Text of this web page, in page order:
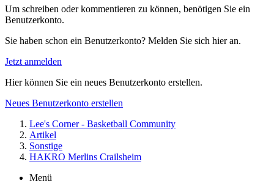
Um schreiben oder kommentieren zu können, benötigen Sie ein
Benutzerkonto.
Sie haben schon ein Benutzerkonto? Melden Sie sich hier an.
Jetzt anmelden
Hier können Sie ein neues Benutzerkonto erstellen.
Neues Benutzerkonto erstellen
Lee's Corner - Basketball Community
Artikel
Sonstige
HAKRO Merlins Crailsheim
Menü